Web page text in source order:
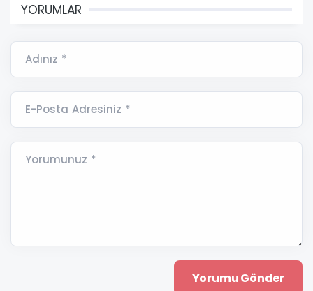
YORUMLAR
Adınız *
E-Posta Adresiniz *
Yorumunuz *